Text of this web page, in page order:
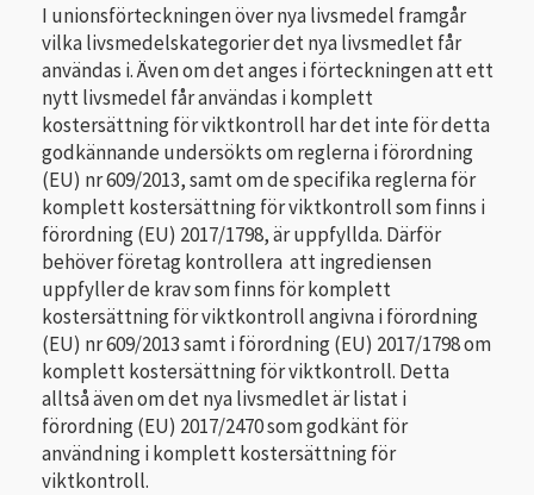
I unionsförteckningen över nya livsmedel framgår
vilka livsmedelskategorier det nya livsmedlet får
användas i. Även om det anges i förteckningen att ett
nytt livsmedel får användas i komplett
kostersättning för viktkontroll har det inte för detta
godkännande undersökts om reglerna i förordning
(EU) nr 609/2013, samt om de specifika reglerna för
komplett kostersättning för viktkontroll som finns i
förordning (EU) 2017/1798, är uppfyllda. Därför
behöver företag kontrollera att ingrediensen
uppfyller de krav som finns för komplett
kostersättning för viktkontroll angivna i förordning
(EU) nr 609/2013 samt i förordning (EU) 2017/1798 om
komplett kostersättning för viktkontroll. Detta
alltså även om det nya livsmedlet är listat i
förordning (EU) 2017/2470 som godkänt för
användning i komplett kostersättning för
viktkontroll.